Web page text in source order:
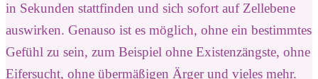
in Sekunden stattfinden und sich sofort auf Zellebene
auswirken. Genauso ist es möglich, ohne ein bestimmtes
Gefühl zu sein, zum Beispiel ohne Existenzängste, ohne
Eifersucht, ohne übermäßigen Ärger und vieles mehr.